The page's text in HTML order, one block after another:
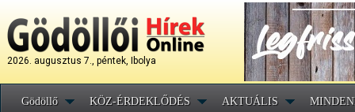
2026. augusztus 7., péntek, Ibolya
Gödöllő KÖZ-ÉRDEKLŐDÉS AKTUÁLIS